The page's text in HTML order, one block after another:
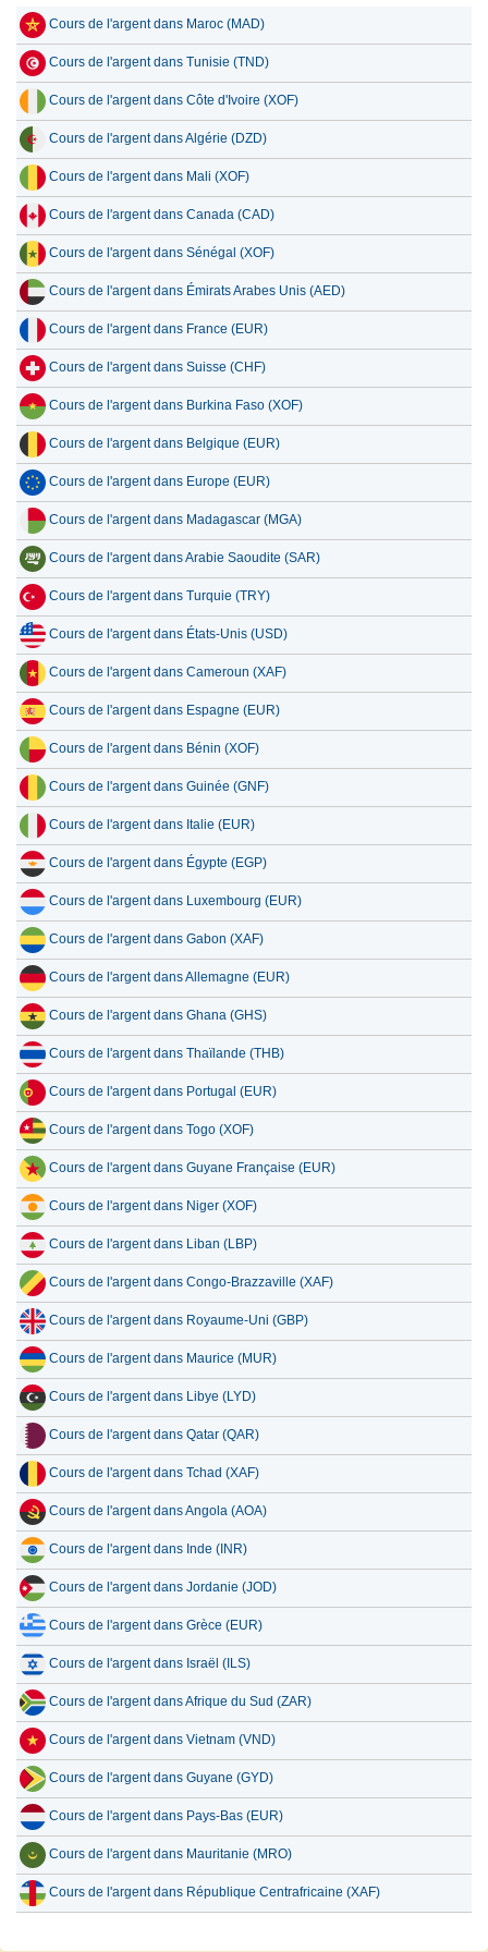
16 juillet 2026 78.28
15 juillet 2026 80.92
14 juillet 2026 82.74
13 juillet 2026 81.10
12 juillet 2026 84.83
11 juillet 2026 84.61
10 juillet 2026 84.23
9 juillet 2026 85.58
Cours de l'argent dans Maroc (MAD)
Cours de l'argent dans Tunisie (TND)
Cours de l'argent dans Côte d'Ivoire (XOF)
Cours de l'argent dans Algérie (DZD)
Cours de l'argent dans Mali (XOF)
Cours de l'argent dans Canada (CAD)
Cours de l'argent dans Sénégal (XOF)
Cours de l'argent dans Émirats Arabes Unis (AED)
Cours de l'argent dans France (EUR)
Cours de l'argent dans Suisse (CHF)
Cours de l'argent dans Burkina Faso (XOF)
Cours de l'argent dans Belgique (EUR)
Cours de l'argent dans Europe (EUR)
Cours de l'argent dans Madagascar (MGA)
Cours de l'argent dans Arabie Saoudite (SAR)
Cours de l'argent dans Turquie (TRY)
Cours de l'argent dans États-Unis (USD)
Cours de l'argent dans Cameroun (XAF)
Cours de l'argent dans Espagne (EUR)
Cours de l'argent dans Bénin (XOF)
Cours de l'argent dans Guinée (GNF)
Cours de l'argent dans Italie (EUR)
Cours de l'argent dans Égypte (EGP)
Cours de l'argent dans Luxembourg (EUR)
Cours de l'argent dans Gabon (XAF)
Cours de l'argent dans Allemagne (EUR)
Cours de l'argent dans Ghana (GHS)
Cours de l'argent dans Thaïlande (THB)
Cours de l'argent dans Portugal (EUR)
Cours de l'argent dans Togo (XOF)
Cours de l'argent dans Guyane Française (EUR)
Cours de l'argent dans Niger (XOF)
Cours de l'argent dans Liban (LBP)
Cours de l'argent dans Congo-Brazzaville (XAF)
Cours de l'argent dans Royaume-Uni (GBP)
Cours de l'argent dans Maurice (MUR)
Cours de l'argent dans Libye (LYD)
Cours de l'argent dans Qatar (QAR)
Cours de l'argent dans Tchad (XAF)
Cours de l'argent dans Angola (AOA)
Cours de l'argent dans Inde (INR)
Cours de l'argent dans Jordanie (JOD)
Cours de l'argent dans Grèce (EUR)
Cours de l'argent dans Israël (ILS)
Cours de l'argent dans Afrique du Sud (ZAR)
Cours de l'argent dans Vietnam (VND)
Cours de l'argent dans Guyane (GYD)
Cours de l'argent dans Pays-Bas (EUR)
Cours de l'argent dans Mauritanie (MRO)
Cours de l'argent dans République Centrafricaine (XAF)